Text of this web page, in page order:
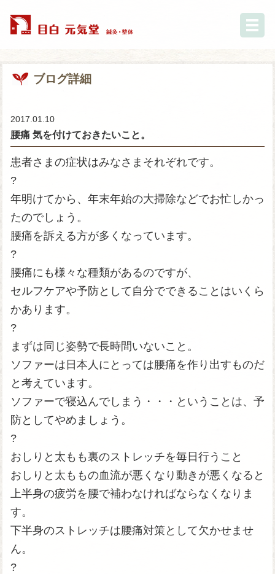
ブログ詳細
2017.01.10
腰痛 気を付けておきたいこと。
患者さまの症状はみなさまそれぞれです。
?
年明けてから、年末年始の大掃除などでお忙しかっ
たのでしょう。
腰痛を訴える方が多くなっています。
?
腰痛にも様々な種類があるのですが、
セルフケアや予防として自分でできることはいくら
かあります。
?
まずは同じ姿勢で長時間いないこと。
ソファーは日本人にとっては腰痛を作り出すものだ
と考えています。
ソファーで寝込んでしまう・・・ということは、予
防としてやめましょう。
?
おしりと太もも裏のストレッチを毎日行うこと
おしりと太ももの血流が悪くなり動きが悪くなると
上半身の疲労を腰で補わなければならなくなりま
す。
下半身のストレッチは腰痛対策として欠かせませ
ん。
?